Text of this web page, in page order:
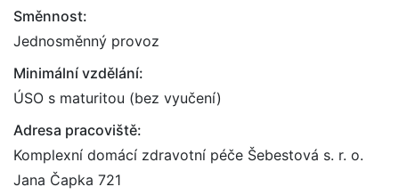
Směnnost:
Jednosměnný provoz
Minimální vzdělání:
ÚSO s maturitou (bez vyučení)
Adresa pracoviště:
Komplexní domácí zdravotní péče Šebestová s. r. o.
Jana Čapka 721